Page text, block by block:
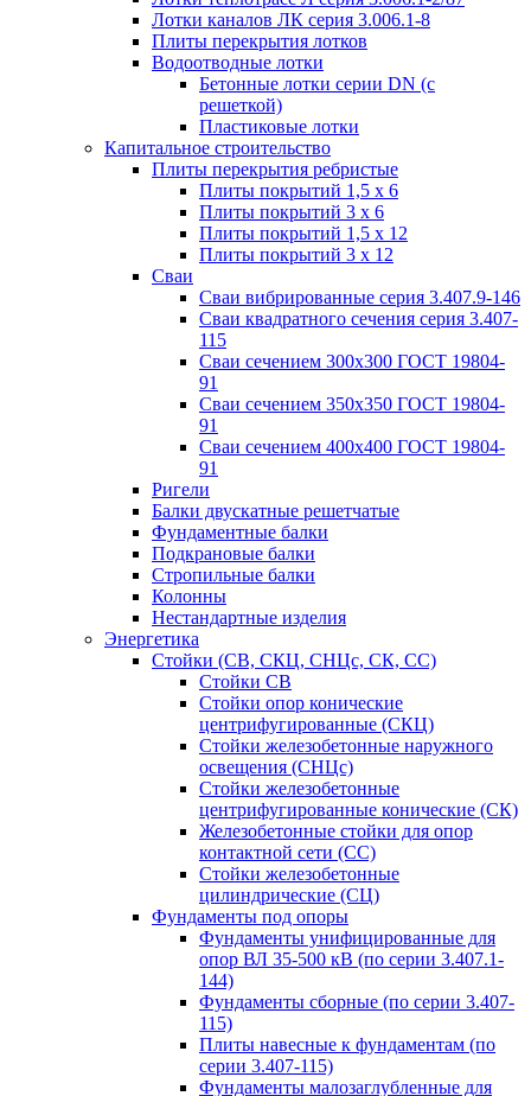
Лотки каналов ЛК серия 3.006.1-8
Плиты перекрытия лотков
Водоотводные лотки
Бетонные лотки серии DN (с
решеткой)
Пластиковые лотки
Капитальное строительство
Плиты перекрытия ребристые
Плиты покрытий 1,5 x 6
Плиты покрытий 3 x 6
Плиты покрытий 1,5 x 12
Плиты покрытий 3 x 12
Сваи
Сваи вибрированные серия 3.407.9-146
Сваи квадратного сечения серия 3.407-
115
Сваи сечением 300х300 ГОСТ 19804-
91
Сваи сечением 350х350 ГОСТ 19804-
91
Сваи сечением 400х400 ГОСТ 19804-
91
Ригели
Балки двускатные решетчатые
Фундаментные балки
Подкрановые балки
Стропильные балки
Колонны
Нестандартные изделия
Энергетика
Стойки (СВ, СКЦ, СНЦс, СК, СС)
Стойки СВ
Стойки опор конические
центрифугированные (СКЦ)
Стойки железобетонные наружного
освещения (СНЦс)
Стойки железобетонные
центрифугированные конические (СК)
Железобетонные стойки для опор
контактной сети (СС)
Стойки железобетонные
цилиндрические (СЦ)
Фундаменты под опоры
Фундаменты унифицированные для
опор ВЛ 35-500 кВ (по серии 3.407.1-
144)
Фундаменты сборные (по серии 3.407-
115)
Плиты навесные к фундаментам (по
серии 3.407-115)
Фундаменты малозаглубленные для